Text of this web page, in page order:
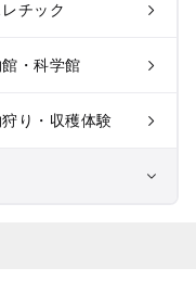
チック
・科学館
り・収穫体験